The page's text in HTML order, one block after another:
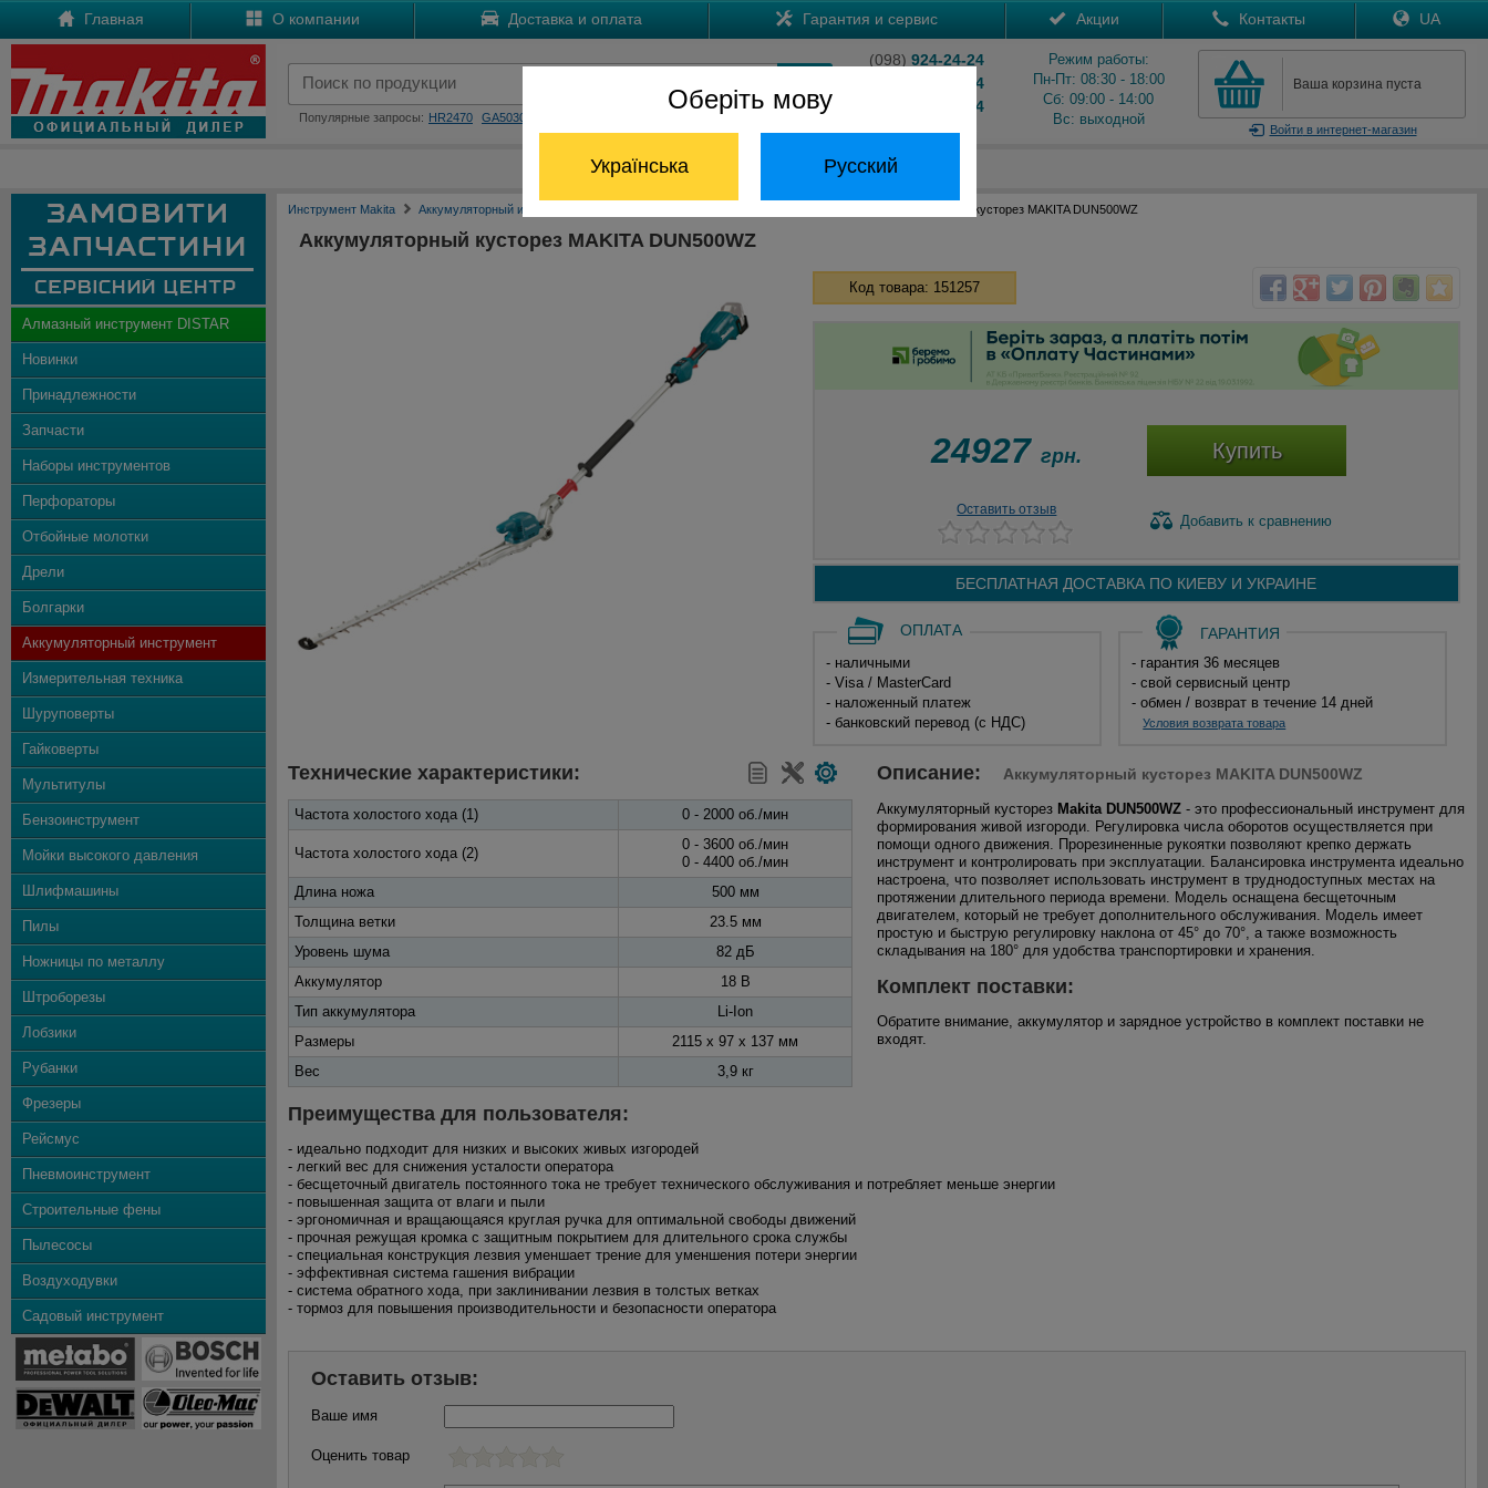
Оберіть мову
Українська Русский
Главная О компании Доставка и оплата Гарантия и сервис Акции Контакты UA
Популярные запросы: HR2470 GA5030
(098) 924-24-24
204-24-24
824-24-24
Режим работы:
Пн-Пт: 08:30 - 18:00
Сб: 09:00 - 14:00
Вс: выходной
Ваша корзина пуста
Войтив интернет-магазин
Отдел запчастей: (068) 824-24-24
Алмазный инструмент DISTAR
Новинки
Принадлежности
Запчасти
Наборы инструментов
Перфораторы
Отбойные молотки
Дрели
Болгарки
Аккумуляторный инструмент
Измерительная техника
Шуруповерты
Гайковерты
Мультитулы
Бензоинструмент
Мойки высокого давления
Шлифмашины
Пилы
Ножницы по металлу
Штроборезы
Лобзики
Рубанки
Фрезеры
Рейсмус
Пневмоинструмент
Строительные фены
Пылесосы
Воздуходувки
Садовый инструмент
Инструмент Makita Аккумуляторный инструмент Макита Аккумуляторный кусторез MAKITA DUN500WZ
Аккумуляторный кусторез MAKITA DUN500WZ
Код товара: 151257
24927грн. Купить
Оставить отзыв
Добавить к сравнению
БЕСПЛАТНАЯ ДОСТАВКА ПО КИЕВУ И УКРАИНЕ
ОПЛАТА
- наличными
- Visa / MasterCard
- наложенный платеж
- банковский перевод (с НДС)
ГАРАНТИЯ
- гарантия 36 месяцев
- свой сервисный центр
- обмен / возврат в течение 14 дней
Условия возврата товара
Технические характеристики:
Частота холостого хода (1) 0 - 2000 об./мин
Частота холостого хода (2)
0 - 3600 об./мин
0 - 4400 об./мин
Длина ножа
500 мм
Толщина ветки
23.5 мм
Уровень шума
82 дБ
Аккумулятор
18 В
Тип аккумулятора
Li-Ion
Размеры
2115 x 97 x 137 мм
Вес
3,9 кг
Описание: Аккумуляторный кусторез MAKITA DUN500WZ
Аккумуляторный кусторез Makita DUN500WZ - это профессиональный инструмент для
формирования живой изгороди. Регулировка числа оборотов осуществляется при
помощи одного движения. Прорезиненные рукоятки позволяют крепко держать
инструмент и контролировать при эксплуатации. Балансировка инструмента идеально
настроена, что позволяет использовать инструмент в труднодоступных местах на
протяжении длительного периода времени. Модель оснащена бесщеточным
двигателем, который не требует дополнительного обслуживания. Модель имеет
простую и быструю регулировку наклона от 45° до 70°, а также возможность
складывания на 180° для удобства транспортировки и хранения.
Комплект поставки:
Обратите внимание, аккумулятор и зарядное устройство в комплект поставки не
входят.
Преимущества для пользователя:
- идеально подходит для низких и высоких живых изгородей
- легкий вес для снижения усталости оператора
- бесщеточный двигатель постоянного тока не требует технического обслуживания и потребляет меньше энергии
- повышенная защита от влаги и пыли
- эргономичная и вращающаяся круглая ручка для оптимальной свободы движений
- прочная режущая кромка с защитным покрытием для длительного срока службы
- специальная конструкция лезвия уменшает трение для уменшения потери энергии
- эффективная система гашения вибрации
- система обратного хода, при заклинивании лезвия в толстых ветках
- тормоз для повышения производительности и безопасности оператора
Оставить отзыв:
Ваше имя
Оценить товар